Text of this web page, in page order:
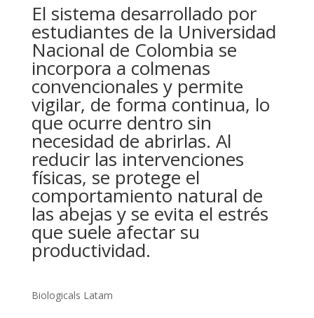
El sistema desarrollado por
estudiantes de la Universidad
Nacional de Colombia se
incorpora a colmenas
convencionales y permite
vigilar, de forma continua, lo
que ocurre dentro sin
necesidad de abrirlas. Al
reducir las intervenciones
físicas, se protege el
comportamiento natural de
las abejas y se evita el estrés
que suele afectar su
productividad.
Biologicals Latam